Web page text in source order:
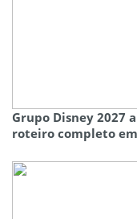
Grupo Disney 2027
roteiro completo